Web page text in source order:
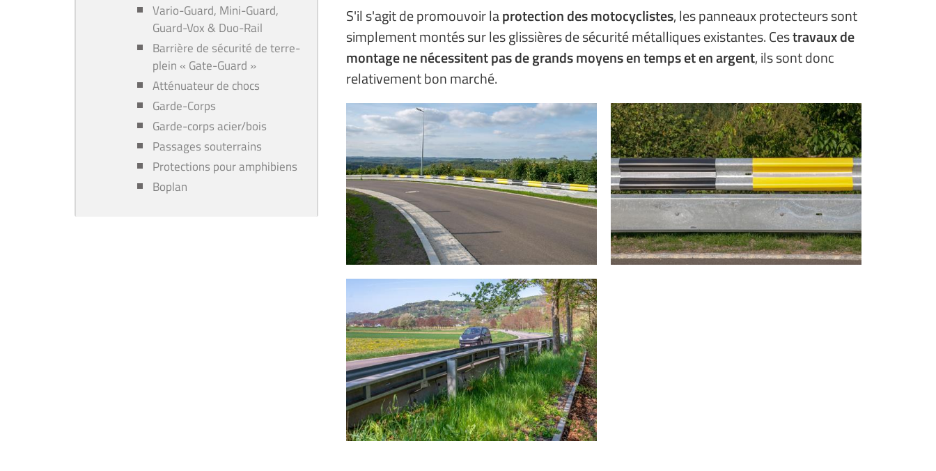
Vario-Guard, Mini-Guard,
Guard-Vox & Duo-Rail
Barrière de sécurité de terre-
plein « Gate-Guard »
Atténuateur de chocs
Garde-Corps
Garde-corps acier/bois
Passages souterrains
Protections pour amphibiens
Boplan
S'il s'agit de promouvoir laprotection des motocyclistes, les panneaux protecteurs sont
simplement montés sur les glissières de sécurité métalliques existantes. Cestravaux de
montage ne nécessitent pas de grands moyens en temps et en argent, ils sont donc
relativement bon marché.